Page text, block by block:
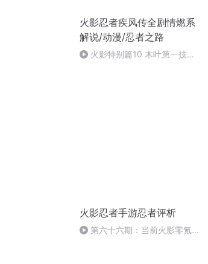
火影忍者疾风传全剧情燃系
解说/动漫/忍者之路
火影特别篇10 木叶第一技师
火影忍者手游忍者评析
第六十六期：当前火影零氪新